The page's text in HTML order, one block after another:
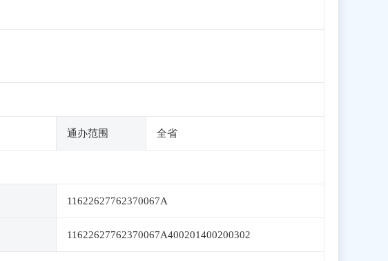
通办范围 全省
11622627762370067A
11622627762370067A400201400200302